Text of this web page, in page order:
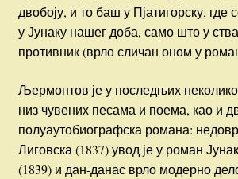
двобоју, и то баш у Пјатигорску, где
у Јунаку нашег доба, само што у
противник (врло сличан оном у
Љермонтов је у последњих
низ чувених песама и поема, као и
полуаутобиографска романа:
Лиговска (1837) увод је у роман
(1839) и дан-данас врло модерно